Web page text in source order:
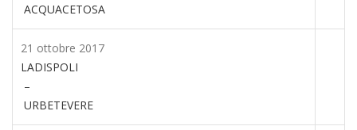
ACQUACETOSA
21 ottobre 2017
LADISPOLI
–
URBETEVERE